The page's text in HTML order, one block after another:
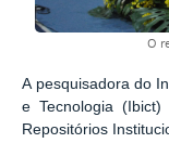
O
A pesquisadora do
e Tecnologia
Repositórios